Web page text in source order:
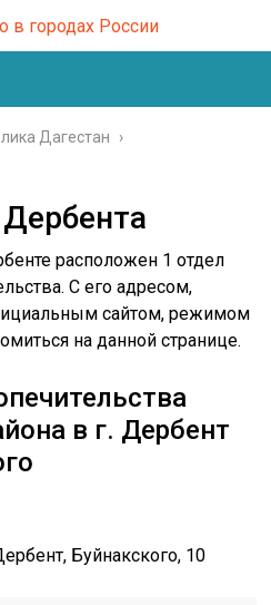
Дагестан ›
расположен 1 отдел
С его адресом,
сайтом, режимом
на данной странице.
в г. Дербент
Буйнакского, 10